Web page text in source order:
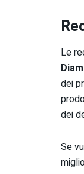
Le
dei
dei
Se